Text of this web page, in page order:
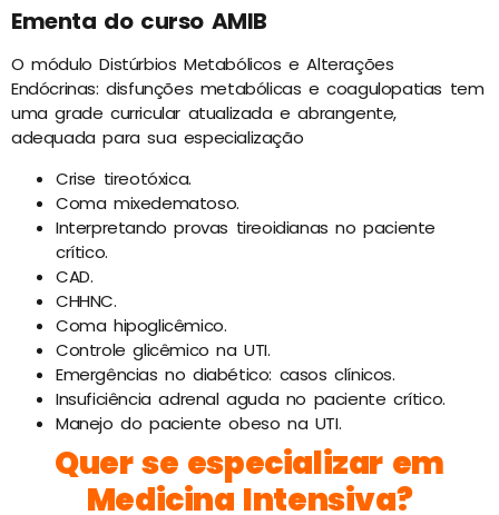
Ementa do curso AMIB
O módulo Distúrbios Metabólicos e Alterações
Endócrinas: disfunções metabólicas e coagulopatias tem
uma grade curricular atualizada e abrangente,
adequada para sua especialização
Crise tireotóxica.
Coma mixedematoso.
Interpretando provas tireoidianas no paciente
crítico.
CAD.
CHHNC.
Coma hipoglicêmico.
Controle glicêmico na UTI.
Emergências no diabético: casos clínicos.
Insuficiência adrenal aguda no paciente crítico.
Manejo do paciente obeso na UTI.
Quer se especializar em
Medicina Intensiva?